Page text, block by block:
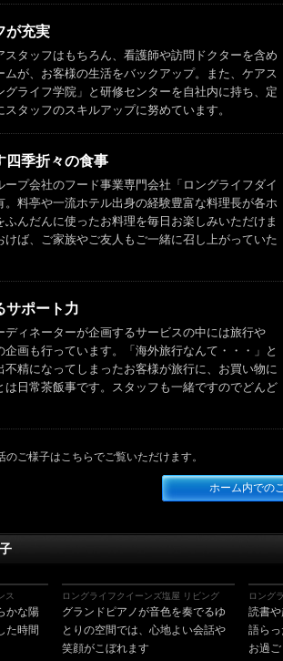
が充実
スタッフはもちろん、看護師や訪問ドクターを含め
ムが、お客様の生活をバックアップ。また、ケアス
グライフ学院」と研修センターを自社内に持ち、定
タッフのスキルアップに努めています。
四季折々の食事
ープ会社のフード事業専門会社「ロングライフダイ
。料亭や一流ホテル出身の経験豊富な料理長が各ホ
ふんだんに使ったお料理を毎日お楽しみいただけま
けば、ご家族やご友人もご一緒に召し上がっていた
サポート力
ディネーターが企画するサービスの中には旅行や
画も行っています。「海外旅行なんて・・・」と
不精になってしまったお客様が旅行に、お買い物に
は日常茶飯事です。スタッフも一緒ですのでどんど
ご様子はこちらでご覧いただけます。
ホーム内での
ス
かな陽
た時間
ロングライフクイーンズ塩屋 リビング
グランドピアノが音色を奏でるゆ
とりの空間では、心地よい会話や
笑顔がこぼれます
ロング
読書
語ら
お過